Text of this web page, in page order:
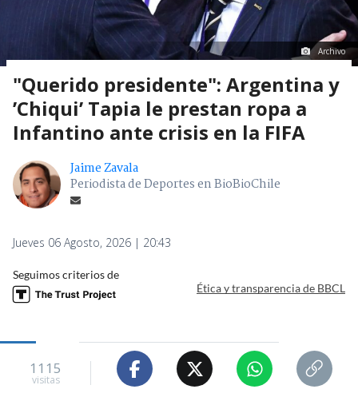
Archivo
"Querido presidente": Argentina y
’Chiqui’ Tapia le prestan ropa a
Infantino ante crisis en la FIFA
Jaime Zavala
Periodista de Deportes en BioBioChile
Jueves 06 Agosto, 2026 | 20:43
Seguimos criterios de
Ética y transparencia de BBCL
1115
visitas